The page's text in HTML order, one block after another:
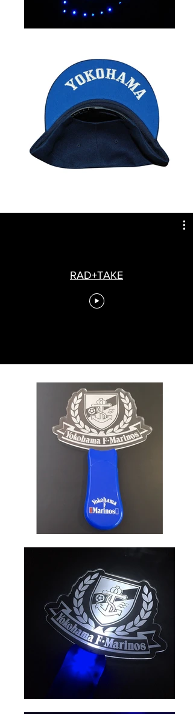
RAD+TAKE